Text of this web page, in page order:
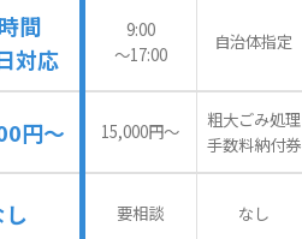
間
対応
9:00
〜17:00
自治体指定
円～ 15,000円〜
粗大ごみ処理
手数料納付券
し 要相談 なし